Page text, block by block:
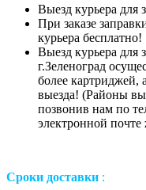
Выезд курьера для
При заказе
курьера бесплатно!
Выезд курьера для
г.Зеленоград
более картриджей,
выезда! (Районы
позвонив нам по
электронной почте
Сроки доставки :